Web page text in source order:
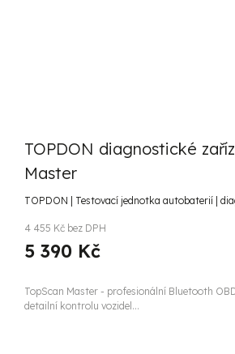
TOPDON diagnostické
Master
TOPDON | Testovací jednotka autobaterií |
4 455 Kč bez DPH
5 390 Kč
TopScan Master - profesionální Bluetooth
detailní kontrolu vozidel...